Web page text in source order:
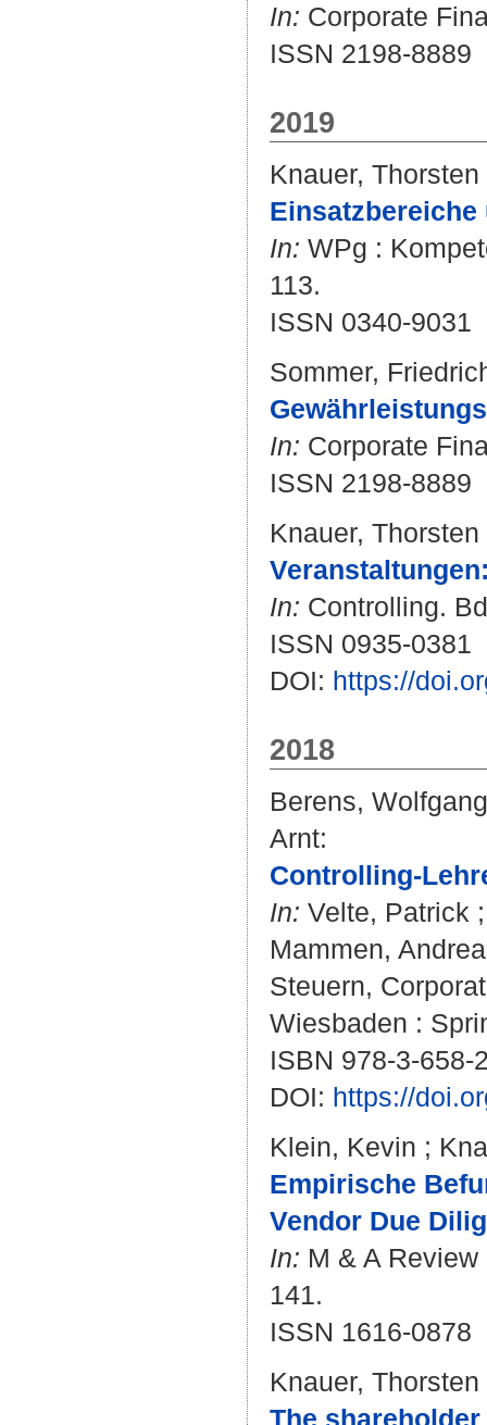
In: Corporate
ISSN 2198-8889
2019
Knauer, Thorsten
In: WPg :
113.
ISSN 0340-9031
Sommer,
In: Corporate
ISSN 2198-8889
Knauer, Thorsten
In: Controlling.
ISSN 0935-0381
DOI: https://
2018
Berens, Wolfgang
Arnt:
Controlling-
In: Velte, Patrick
Mammen,
Steuern,
Wiesbaden :
ISBN 978-3-658-
DOI: https://
Klein, Kevin ;
Empirische
Vendor Due
In: M & A
141.
ISSN 1616-0878
Knauer, Thorsten
The